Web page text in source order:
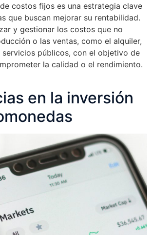
costos fijos es una estrategia clave
que buscan mejorar su rentabilidad.
y gestionar los costos que no
o las ventas, como el alquiler,
servicios públicos, con el objetivo de
la calidad o el rendimiento.
en la inversión